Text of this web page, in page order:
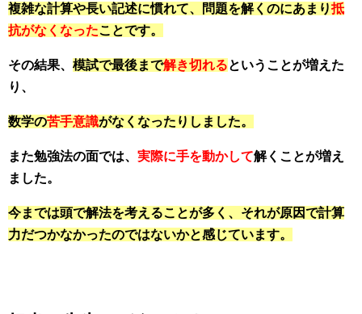
複雑な計算や長い記述に慣れて、問題を解くのにあまり抵
抗がなくなったことです。
その結果、 模試で最後まで解き切れるということが増えた
り、
数学の苦手意識がなくなったりしました。
また勉強法の面では、 実際に手を動かして解くことが増え
ました。
今までは頭で解法を考えることが多く、それが原因で計算
力だつかなかったのではないかと感じています。